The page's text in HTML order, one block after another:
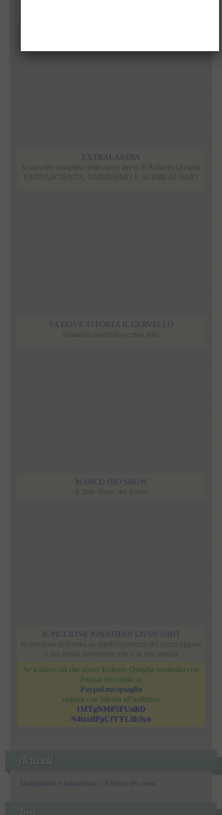
EXTRALANDIA
la raccolta completa delle opere brevi di Roberto Quaglia
FANTASCIENZA, UMORISMO E SURREALISMO
VA DOVE TI PORTA IL CERVELLO
romanzo umoristico e non solo
MARCO DIO SHOW
Il Talk Show del futuro
IL PICCIONE JONATHAN LIVINGSHIT
la metafora definitiva su quell'esperienza del cazzo eppure
a suo modo avvincente che è la vita umana
Se ti piace ciò che scrive Roberto Quaglia sostienilo con
Paypal cliccando su
Paypal.me/quaglia
oppure con bitcoin all'indirizzo
1MTgNMP5FUsihD
N4izxtfPpCfYYLiib3yn
Articoli
Multipolarità e fantascienza – il futuro dei cinesi
Tag